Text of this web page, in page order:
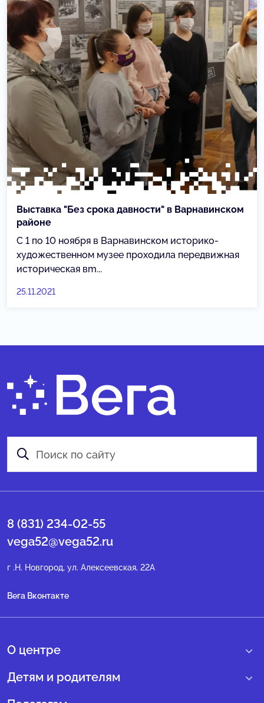
Выставка "Без срока давности" в Варнавинском
районе
С 1 по 10 ноября в Варнавинском историко-
художественном музее проходила передвижная
историческая вm...
25.11.2021
8 (831) 234-02-55
vega52@vega52.ru
г .Н. Новгород, ул. Алексеевская, 22А
Вега Вконтакте
О центре
О нас
Детям и родителям
Учебные интенсивные сборы